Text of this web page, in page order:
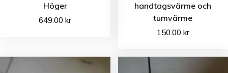
Höger
649.00kr
handtagsvärme och
tumvärme
150.00 kr